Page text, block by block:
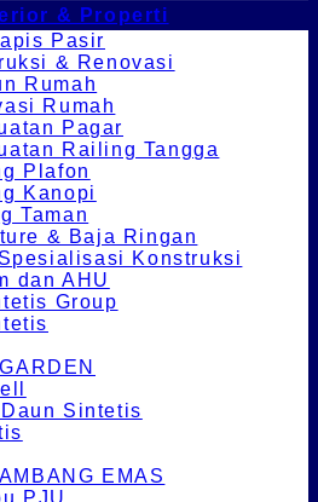
& Properti
Pasir
& Renovasi
Rumah
Rumah
Pagar
Railing Tangga
Plafon
Kanopi
Taman
& Baja Ringan
Konstruksi
dan AHU
Group
Sintetis
EMAS
PJU